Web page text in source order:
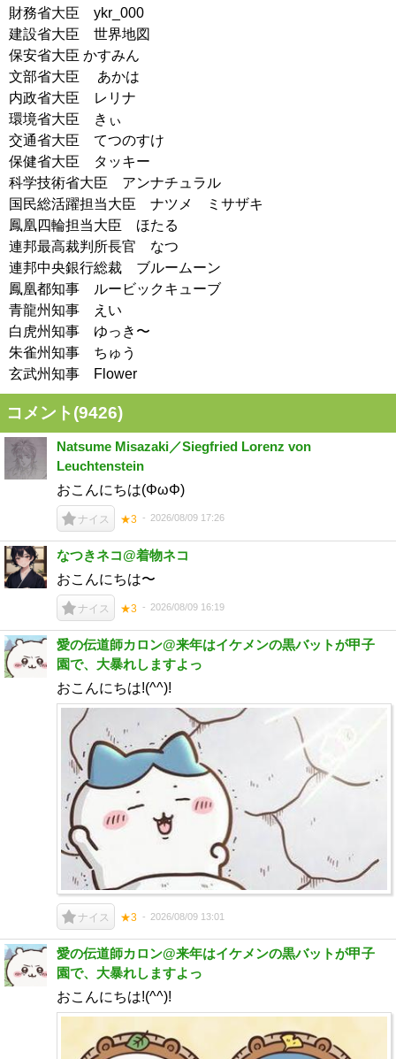
財務省大臣 ykr_000
建設省大臣 世界地図
保安省大臣 かすみん
文部省大臣 あかは
内政省大臣 レリナ
環境省大臣 きぃ
交通省大臣 てつのすけ
保健省大臣 タッキー
科学技術省大臣 アンナチュラル
国民総活躍担当大臣 ナツメ ミサザキ
鳳凰四輪担当大臣 ほたる
連邦最高裁判所長官 なつ
連邦中央銀行総裁 ブルームーン
鳳凰都知事 ルービックキューブ
青龍州知事 えい
白虎州知事 ゆっき〜
朱雀州知事 ちゅう
玄武州知事 Flower
コメント(9426)
Natsume Misazaki／Siegfried Lorenz von
Leuchtenstein
おこんにちは(ΦωΦ)
ナイス ★3 2026/08/09 17:26
なつきネコ@着物ネコ
おこんにちは〜
ナイス ★3 2026/08/09 16:19
愛の伝道師カロン@来年はイケメンの黒バットが甲子
園で、大暴れしますよっ
おこんにちは!(^^)!
ナイス ★3 2026/08/09 13:01
愛の伝道師カロン@来年はイケメンの黒バットが甲子
園で、大暴れしますよっ
おこんにちは!(^^)!